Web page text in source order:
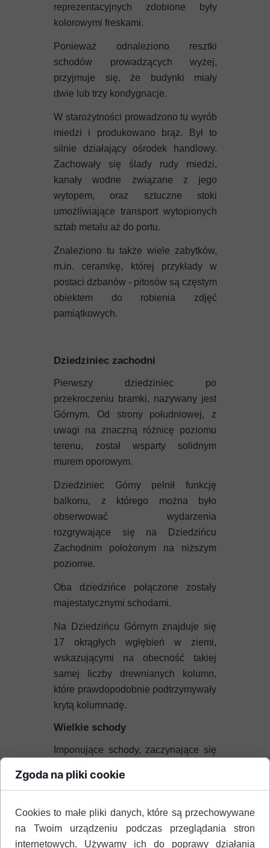
Dziedziniec zachodni
Pierwszy dziedziniec po
przekroczeniu bramki, nazywany jest
Górnym. Od strony południowej, z
uwagi na znaczną różnicę poziomu
terenu, został wsparty solidnym
murem oporowym.
Dziedziniec Górny pełnił funkcję
balkonu, z którego można było
obserwować wydarzenia
rozgrywające się na Dziedzińcu
Zachodnim położonym na niższym
poziomie.
Oba dziedzińce połączone zostały
majestatycznymi schodami.
Na Dziedzińcu Górnym znajduje się
17 okrągłych wgłębień w ziemi,
wskazującymi na obecność takiej
samej liczby drewnianych kolumn,
które prawdopodobnie podtrzymywały
krytą kolumnadę.
Wielkie schody
Imponujące schody, zaczynające się
prowadziły do monumentalnych
wejścia do Nowego Pałacu (1700-
1450 p.n.e.).
reprezentacyjnych zdobione były
kolorowymi freskami.
Ponieważ odnaleziono resztki
schodów prowadzących wyżej,
przyjmuje się, że budynki miały
dwie lub trzy kondygnacje.
W starożytności prowadzono tu wyrób
miedzi i produkowano brąz. Był to
silnie działający ośrodek handlowy.
Zachowały się ślady rudy miedzi,
kanały wodne związane z jego
wytopem, oraz sztuczne stoki
umożliwiające transport wytopionych
sztab metalu aż do portu.
Znaleziono tu także wiele zabytków,
m.in. ceramikę, której przykłady w
postaci dzbanów - pitosów są częstym
obiektem do robienia zdjęć
pamiątkowych.
Zgoda na pliki cookie
Cookies to małe pliki danych, które są przechowywane
na Twoim urządzeniu podczas przeglądania stron
internetowych. Używamy ich do poprawy działania